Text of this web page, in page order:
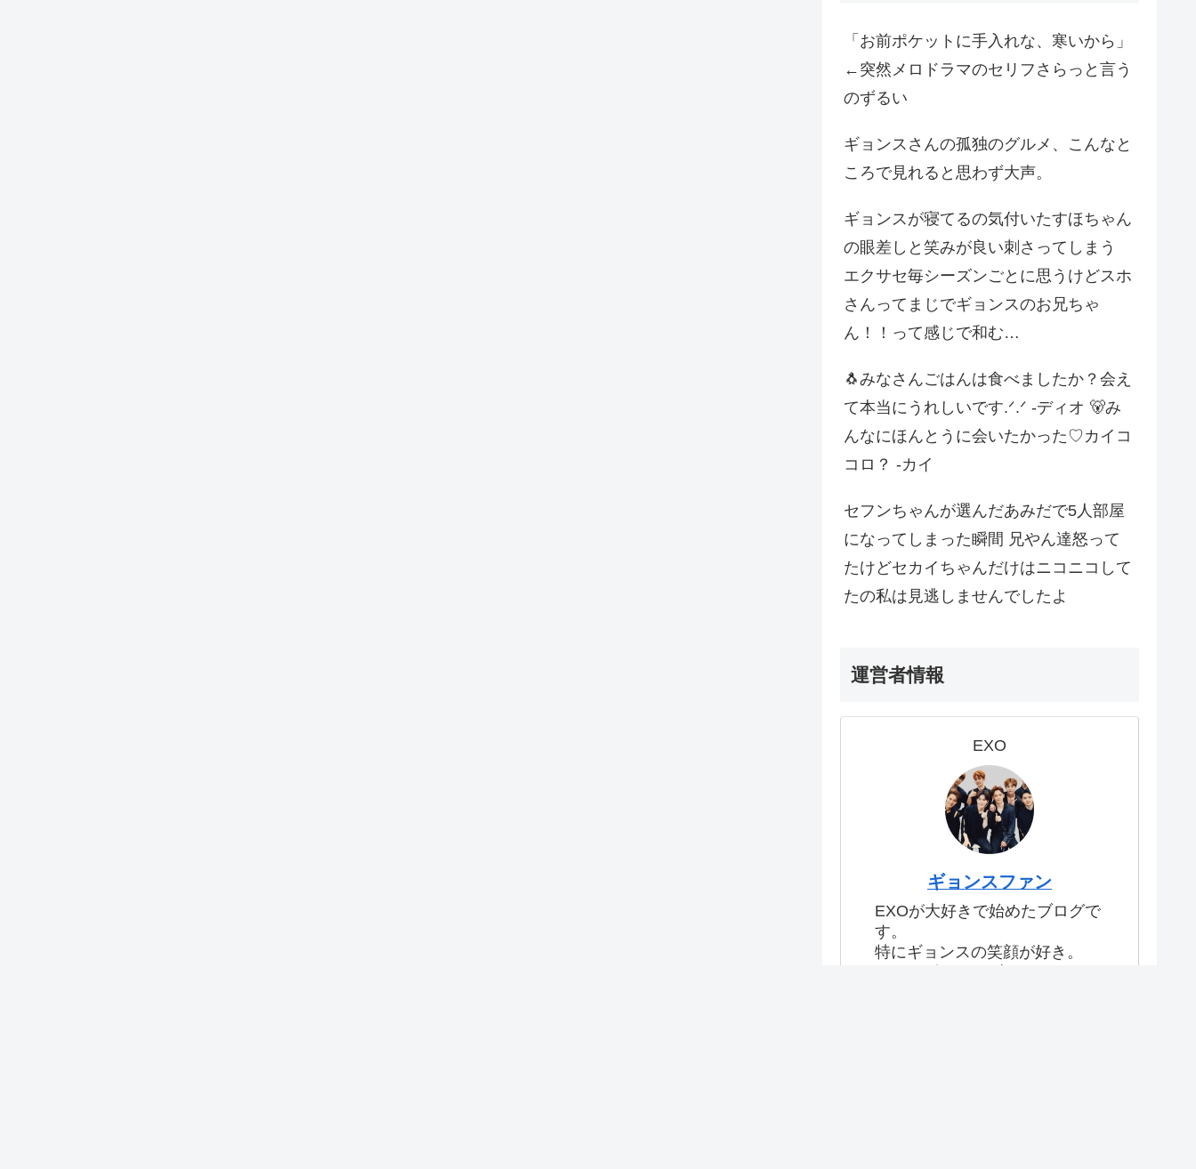
「お前ポケットに手入れな、寒いから」
←突然メロドラマのセリフさらっと言う
のずるい
ギョンスさんの孤独のグルメ、こんなと
ころで見れると思わず大声。
ギョンスが寝てるの気付いたすほちゃん
の眼差しと笑みが良い刺さってしまう
エクサセ毎シーズンごとに思うけどスホ
さんってまじでギョンスのお兄ちゃ
ん！！って感じで和む…
🐧みなさんごはんは食べましたか？会え
て本当にうれしいです.ᐟ.ᐟ -ディオ 🐻み
んなにほんとうに会いたかった♡カイコ
コロ？ -カイ
セフンちゃんが選んだあみだで5人部屋
になってしまった瞬間 兄やん達怒って
たけどセカイちゃんだけはニコニコして
たの私は見逃しませんでしたよ
運営者情報
EXO
ギョンスファン
EXOが大好きで始めたブログで
す。
特にギョンスの笑顔が好き。